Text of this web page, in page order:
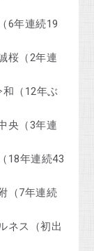
6年連続19
桜（2年連
（12年ぶ
央（3年連
18年連続43
（7年連続
ネス（初出